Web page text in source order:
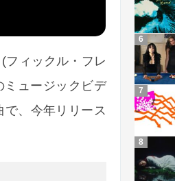
フィックル・フレ
ミュージックビデ
で、今年リリース